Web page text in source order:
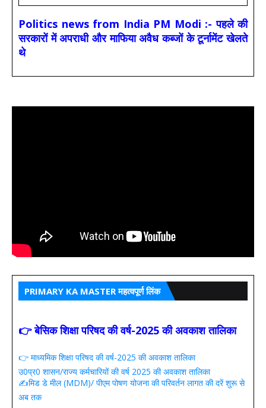
Politics news from India PM Modi :- पहले की
सरकारों में अपराधी और माफिया अवैध कब्जों के टूर्नामेंट खेलते
थे
PRIMARY KA MASTER महत्वपूर्ण लिंक
👉 बेसिक शिक्षा परिषद की वर्ष-2025 की अवकाश तालिका
👉 माध्यमिक शिक्षा परिषद की वर्ष-2025 की अवकाश तालिका
उ0प्र0 शासन/राज्य कर्मचारियों की वर्ष 2025 की अवकाश तालिका
✍️मिड डे मील (MDM)/ पीएम पोषण योजना की परिवर्तन लागत की दरें शुरू से
अब तक